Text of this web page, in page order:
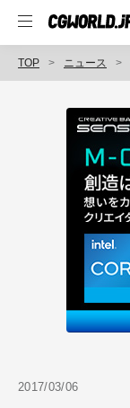
TOP ニュース
2017/03/06